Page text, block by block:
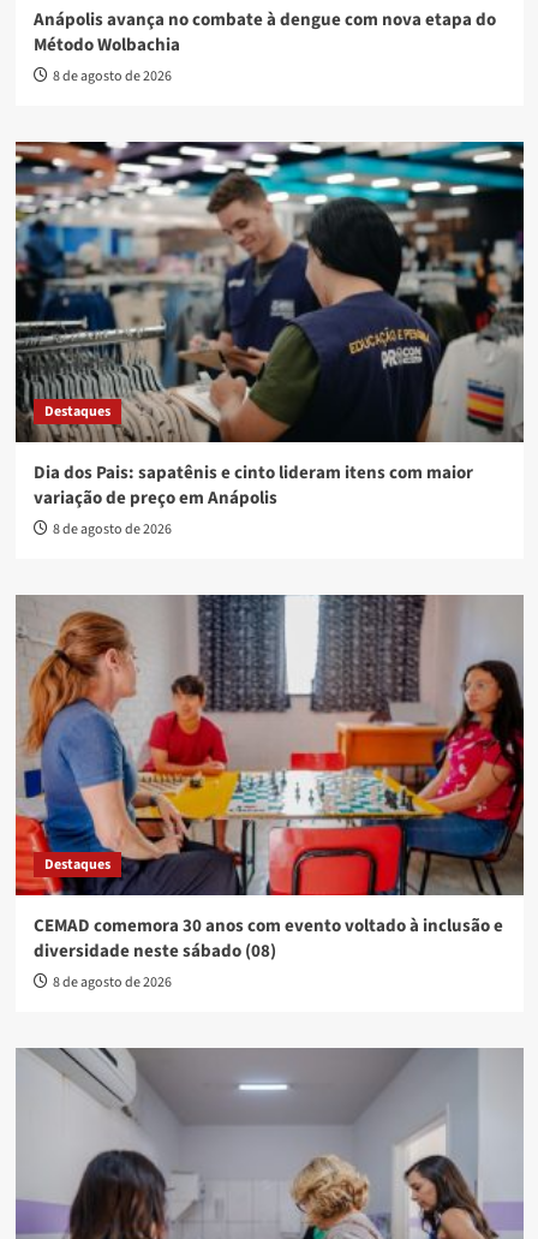
Anápolis avança no combate à dengue com nova etapa do
Método Wolbachia
8 de agosto de 2026
Destaques
Dia dos Pais: sapatênis e cinto lideram itens com maior
variação de preço em Anápolis
8 de agosto de 2026
Destaques
CEMAD comemora 30 anos com evento voltado à inclusão e
diversidade neste sábado (08)
8 de agosto de 2026